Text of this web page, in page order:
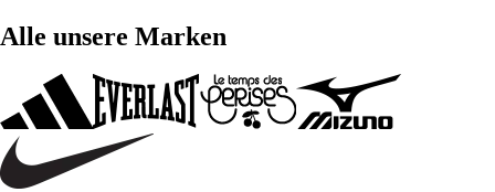
Alle unsere Marken